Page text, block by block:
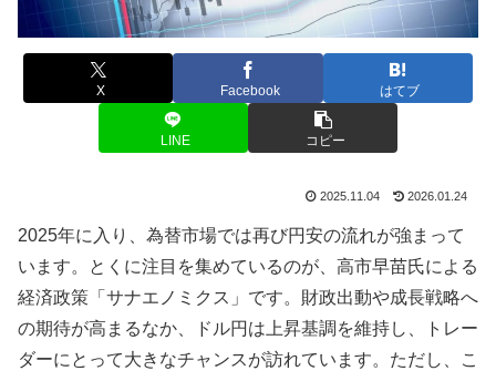
X Facebook はてブ
LINE コピー
2025.11.04 2026.01.24
2025年に入り、為替市場では再び円安の流れが強まって
います。とくに注目を集めているのが、高市早苗氏による
経済政策「サナエノミクス」です。財政出動や成長戦略へ
の期待が高まるなか、ドル円は上昇基調を維持し、トレー
ダーにとって大きなチャンスが訪れています。ただし、こ